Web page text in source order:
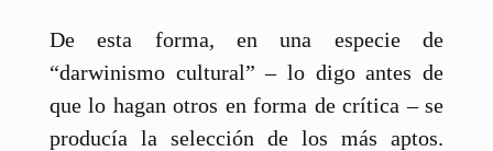
De esta forma, en una especie de
“darwinismo cultural” – lo digo antes de
que lo hagan otros en forma de crítica – se
producía la selección de los más aptos.